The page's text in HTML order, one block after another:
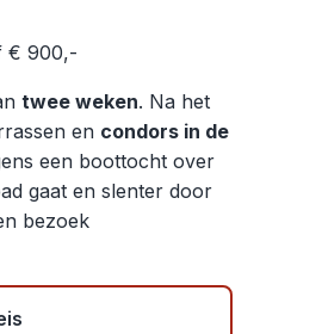
€ 900,-
twee weken. Na het
en condors in de
een boottocht over
gaat en slenter door
bezoek